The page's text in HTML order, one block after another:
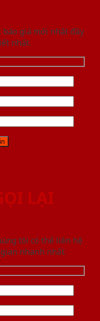
giá mới nhât đầy
nhất.
LẠI
tôi có thể liên hệ
nhanh nhất.